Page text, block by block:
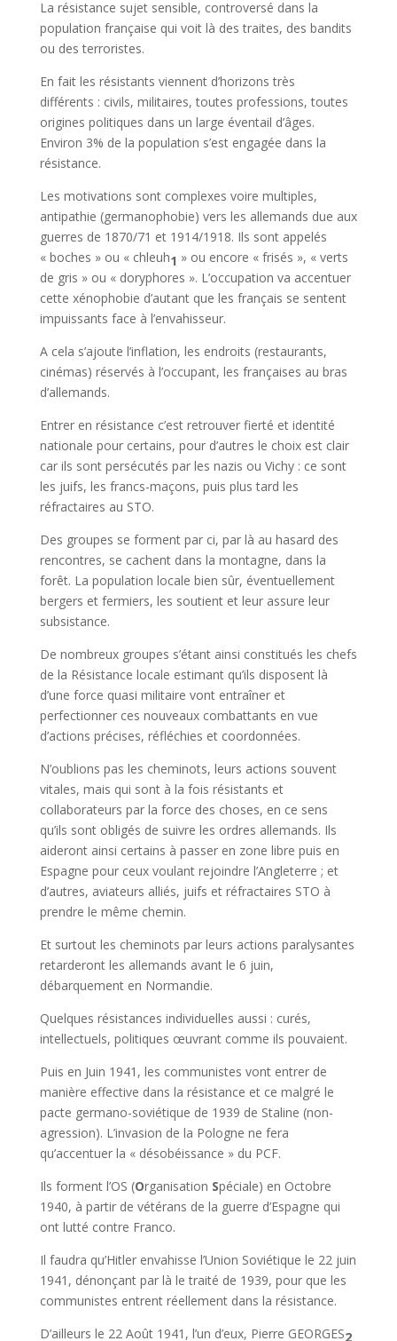
La résistance sujet sensible, controversé dans la
population française qui voit là des traites, des bandits
ou des terroristes.
En fait les résistants viennent d’horizons très
différents : civils, militaires, toutes professions, toutes
origines politiques dans un large éventail d’âges.
Environ 3% de la population s’est engagée dans la
résistance.
Les motivations sont complexes voire multiples,
antipathie (germanophobie) vers les allemands due aux
guerres de 1870/71 et 1914/1918. Ils sont appelés
« boches » ou « chleuh1 » ou encore « frisés », « verts
de gris » ou « doryphores ». L’occupation va accentuer
cette xénophobie d’autant que les français se sentent
impuissants face à l’envahisseur.
A cela s’ajoute l’inflation, les endroits (restaurants,
cinémas) réservés à l’occupant, les françaises au bras
d’allemands.
Entrer en résistance c’est retrouver fierté et identité
nationale pour certains, pour d’autres le choix est clair
car ils sont persécutés par les nazis ou Vichy : ce sont
les juifs, les francs-maçons, puis plus tard les
réfractaires au STO.
Des groupes se forment par ci, par là au hasard des
rencontres, se cachent dans la montagne, dans la
forêt. La population locale bien sûr, éventuellement
bergers et fermiers, les soutient et leur assure leur
subsistance.
De nombreux groupes s’étant ainsi constitués les chefs
de la Résistance locale estimant qu’ils disposent là
d’une force quasi militaire vont entraîner et
perfectionner ces nouveaux combattants en vue
d’actions précises, réfléchies et coordonnées.
N’oublions pas les cheminots, leurs actions souvent
vitales, mais qui sont à la fois résistants et
collaborateurs par la force des choses, en ce sens
qu’ils sont obligés de suivre les ordres allemands. Ils
aideront ainsi certains à passer en zone libre puis en
Espagne pour ceux voulant rejoindre l’Angleterre ; et
d’autres, aviateurs alliés, juifs et réfractaires STO à
prendre le même chemin.
Et surtout les cheminots par leurs actions paralysantes
retarderont les allemands avant le 6 juin,
débarquement en Normandie.
Quelques résistances individuelles aussi : curés,
intellectuels, politiques œuvrant comme ils pouvaient.
Puis en Juin 1941, les communistes vont entrer de
manière effective dans la résistance et ce malgré le
pacte germano-soviétique de 1939 de Staline (non-
agression). L’invasion de la Pologne ne fera
qu’accentuer la « désobéissance » du PCF.
Ils forment l’OS (Organisation Spéciale) en Octobre
1940, à partir de vétérans de la guerre d’Espagne qui
ont lutté contre Franco.
Il faudra qu’Hitler envahisse l’Union Soviétique le 22 juin
1941, dénonçant par là le traité de 1939, pour que les
communistes entrent réellement dans la résistance.
D’ailleurs le 22 Août 1941, l’un d’eux, Pierre GEORGES2